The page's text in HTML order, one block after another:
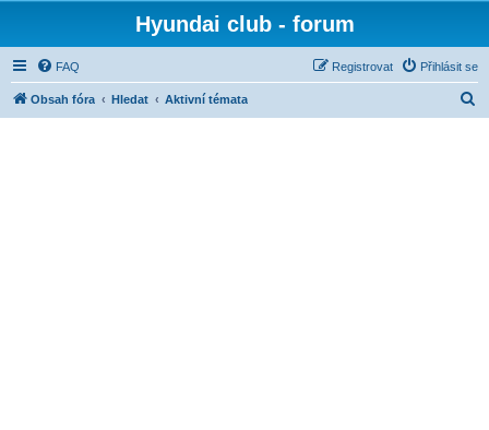
Hyundai club - forum
FAQ Přihlásit se
Registrovat
Obsah fóra Hledat Aktivní témata